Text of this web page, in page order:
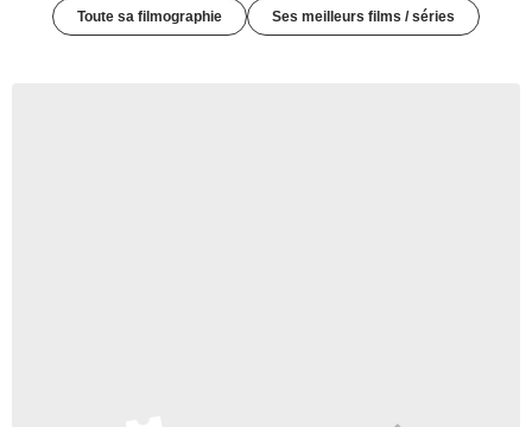
Toute sa filmographie Ses meilleurs films / séries